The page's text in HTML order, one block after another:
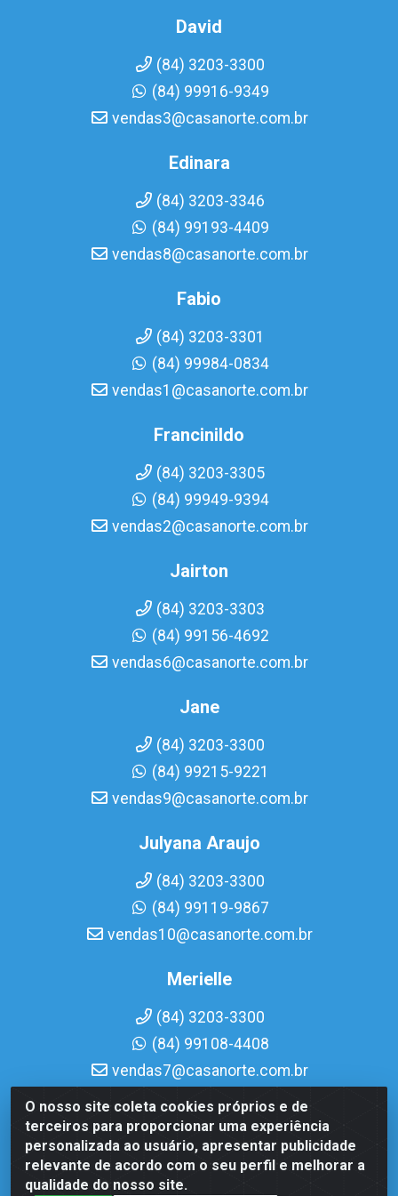
O nosso site coleta cookies próprios e de
terceiros para proporcionar uma experiência
personalizada ao usuário, apresentar publicidade
relevante de acordo com o seu perfil e melhorar a
qualidade do nosso site.
David
(84) 3203-3300
(84) 99916-9349
vendas3@casanorte.com.br
Edinara
(84) 3203-3346
(84) 99193-4409
vendas8@casanorte.com.br
Fabio
(84) 3203-3301
(84) 99984-0834
vendas1@casanorte.com.br
Francinildo
(84) 3203-3305
(84) 99949-9394
vendas2@casanorte.com.br
Jairton
(84) 3203-3303
(84) 99156-4692
vendas6@casanorte.com.br
Jane
(84) 3203-3300
(84) 99215-9221
vendas9@casanorte.com.br
Julyana Araujo
(84) 3203-3300
(84) 99119-9867
vendas10@casanorte.com.br
Merielle
(84) 3203-3300
(84) 99108-4408
vendas7@casanorte.com.br
Casa Norte LTDA - Av. Interventor Mário Câmara, 1815 -
Dix-Sept Rosado, Natal/RN - CEP 59054-600 - CNPJ
08.713.513/0001-51